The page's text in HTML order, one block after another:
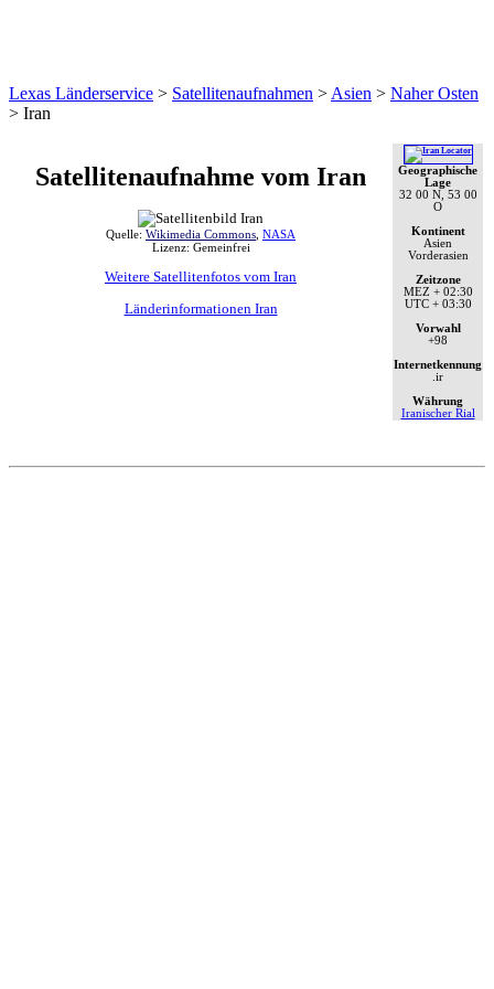
Lexas Länderservice > Satellitenaufnahmen > Asien > Naher Osten
> Iran
Satellitenaufnahme vom Iran
Quelle: Wikimedia Commons NASA
Lizenz: Gemeinfrei
Weitere Satellitenfotos vom Iran
Länderinformationen Iran
Geographische
Lage
32 00 N, 53 00
O
Kontinent
Asien
Vorderasien
Zeitzone
MEZ + 02:30
UTC + 03:30
Vorwahl
+98
Internetkennung
.ir
Währung
Iranischer Rial